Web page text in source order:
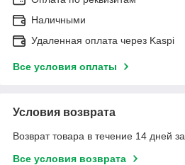
Наличными
Удаленная оплата через Kaspi
Все условия оплаты
Условия возврата
Возврат товара в течение 14 дней
Все условия возврата